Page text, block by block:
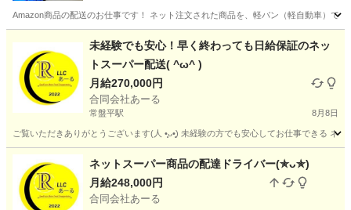
Amazon商品の配送のお仕事です！ ネット注文された商品を、軽バン（軽自動車）で
配送 スタッフ
未経験でも安心！早く終わっても日給保証のネッ
トスーパー配送( ^ω^ )
月給270,000円
合同会社あーる
常盤平駅 8月8日
ご覧いただきありがとうございます(⁠人⁠ ⁠•͈⁠ᴗ⁠•͈⁠) 未経験の方でも安心してお仕事できる
千葉 松戸市 常盤平駅 配送 ネットスーパー
ネットスーパー商品の配達ドライバー(⁠✯⁠ᴗ⁠✯⁠)
月給248,000円
合同会社あーる